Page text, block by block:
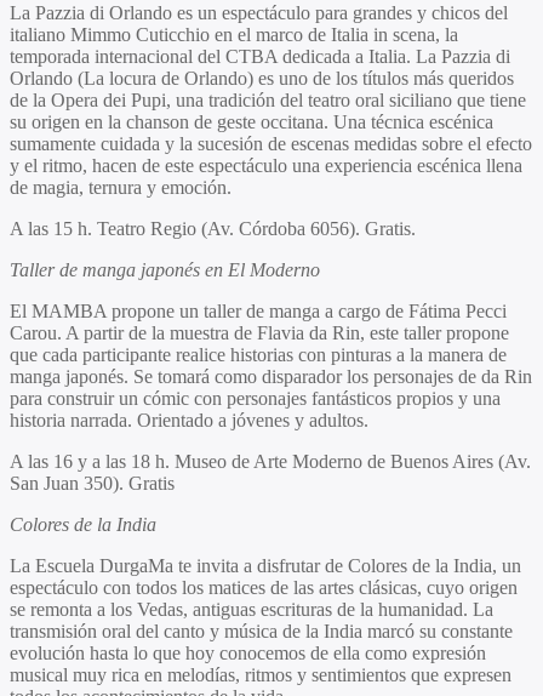
La Pazzia di Orlando es un espectáculo para grandes y chicos del
italiano Mimmo Cuticchio en el marco de Italia in scena, la
temporada internacional del CTBA dedicada a Italia. La Pazzia di
Orlando (La locura de Orlando) es uno de los títulos más queridos
de la Opera dei Pupi, una tradición del teatro oral siciliano que tiene
su origen en la chanson de geste occitana. Una técnica escénica
sumamente cuidada y la sucesión de escenas medidas sobre el efecto
y el ritmo, hacen de este espectáculo una experiencia escénica llena
de magia, ternura y emoción.
A las 15 h. Teatro Regio (Av. Córdoba 6056). Gratis.
Taller de manga japonés en El Moderno
El MAMBA propone un taller de manga a cargo de Fátima Pecci
Carou. A partir de la muestra de Flavia da Rin, este taller propone
que cada participante realice historias con pinturas a la manera de
manga japonés. Se tomará como disparador los personajes de da Rin
para construir un cómic con personajes fantásticos propios y una
historia narrada. Orientado a jóvenes y adultos.
A las 16 y a las 18 h. Museo de Arte Moderno de Buenos Aires (Av.
San Juan 350). Gratis
Colores de la India
La Escuela DurgaMa te invita a disfrutar de Colores de la India, un
espectáculo con todos los matices de las artes clásicas, cuyo origen
se remonta a los Vedas, antiguas escrituras de la humanidad. La
transmisión oral del canto y música de la India marcó su constante
evolución hasta lo que hoy conocemos de ella como expresión
musical muy rica en melodías, ritmos y sentimientos que expresen